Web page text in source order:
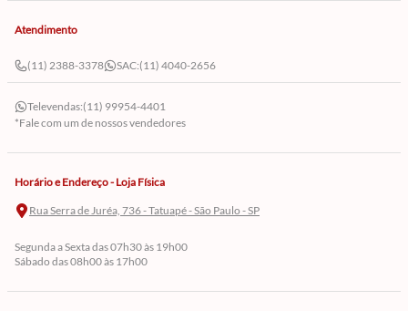
Atendimento
(11) 2388-3378 SAC:(11) 4040-2656
Televendas:(11) 99954-4401
*Fale com um de nossos vendedores
Horário e Endereço - Loja Física
Rua Serra de Juréa, 736 - Tatuapé - São Paulo - SP
Segunda a Sexta das 07h30 às 19h00
Sábado das 08h00 às 17h00